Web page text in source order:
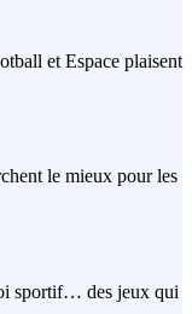
et Espace plaisent
le mieux pour les
sportif… des jeux qui